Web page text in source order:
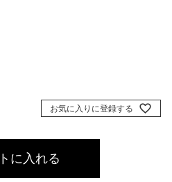
お気に入りに登録する
に入れる